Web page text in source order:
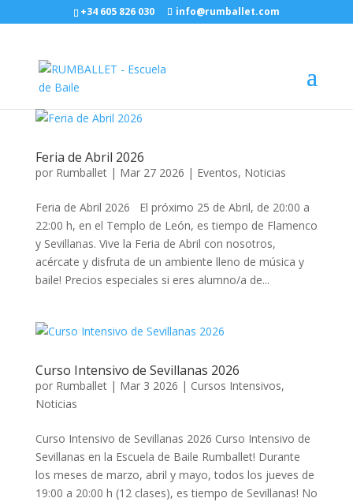
+34 605 826 030 info@rumballet.com
Feria de Abril 2026
por Rumballet| Mar 27 2026 | Eventos, Noticias
Feria de Abril 2026 El próximo 25 de Abril, de 20:00 a
22:00 h, en el Templo de León, es tiempo de Flamenco
y Sevillanas. Vive la Feria de Abril con nosotros,
acércate y disfruta de un ambiente lleno de música y
baile! Precios especiales si eres alumno/a de...
Curso Intensivo de Sevillanas 2026
por Rumballet| Mar 3 2026 | Cursos Intensivos,
Noticias
Curso Intensivo de Sevillanas 2026 Curso Intensivo de
Sevillanas en la Escuela de Baile Rumballet! Durante
los meses de marzo, abril y mayo, todos los jueves de
19:00 a 20:00 h (12 clases), es tiempo de Sevillanas! No